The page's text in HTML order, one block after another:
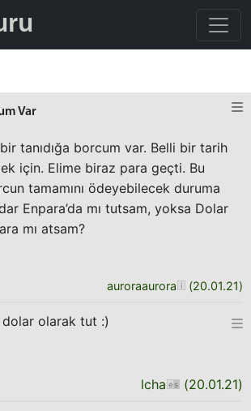
Var
tanıdığa borcum var. Belli bir tarih
için. Elime biraz para geçti. Bu
tamamını ödeyebilecek duruma
Enpara’da mı tutsam, yoksa Dolar
mı atsam?
auroraaurora (20.01.21)
olarak tut :)
lcha (20.01.21)